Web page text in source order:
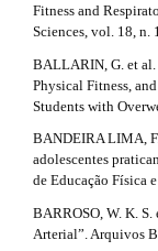
b
a
r
#
t
i
c
l
e
.
d
Fitness and
Sciences, vol. 18, n.
BALLARIN, G. et
Physical Fitness,
Students with
BANDEIRA LIMA,
adolescentes
de Educação Física
BARROSO, W. K.
Arterial”. Arquivos